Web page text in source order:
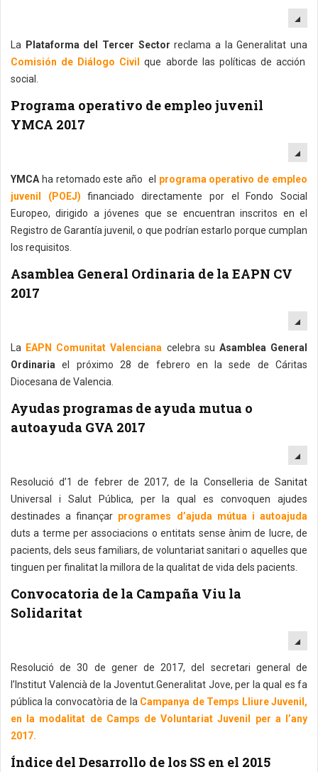
La Plataforma del Tercer Sector reclama a la Generalitat una
Comisión de Diálogo Civilque aborde las políticas de acción
social.
Programa operativo de empleo juvenil
YMCA 2017
YMCA ha retomado este año el programa operativo de empleo
juvenil (POEJ) financiado directamente por el Fondo Social
Europeo, dirigido a jóvenes que se encuentran inscritos en el
Registro de Garantía juvenil, o que podrían estarlo porque cumplan
los requisitos.
Asamblea General Ordinaria de la EAPN CV
2017
La EAPN Comunitat Valenciana celebra su Asamblea General
Ordinariael próximo 28 de febrero en la sede de Cáritas
Diocesana de Valencia.
Ayudas programas de ayuda mutua o
autoayuda GVA 2017
Resolució d’1 de febrer de 2017, de la Conselleria de Sanitat
Universal i Salut Pública, per la qual es convoquen ajudes
destinades a finançar programes d’ajuda mútua i autoajuda
duts a terme per associacions o entitats sense ànim de lucre, de
pacients, dels seus familiars, de voluntariat sanitari o aquelles que
tinguen per finalitat la millora de la qualitat de vida dels pacients.
Convocatoria de la Campaña Viu la
Solidaritat
Resolució de 30 de gener de 2017, del secretari general de
l’Institut Valencià de la Joventut.Generalitat Jove, per la qual es fa
pública la convocatòria de la Campanya de Temps Lliure Juvenil,
en la modalitat de Camps de Voluntariat Juvenil per a l’any
2017.
Índice del Desarrollo de los SS en el 2015